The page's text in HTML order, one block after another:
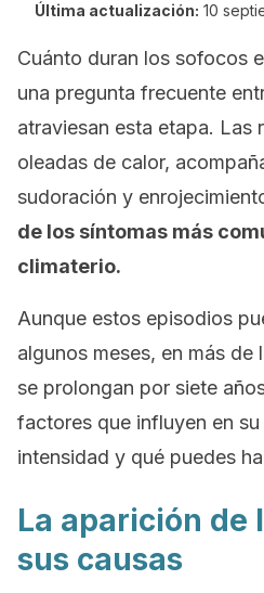
Última actualización: 10
Cuánto duran los sofocos
una pregunta frecuente
atraviesan esta etapa. Las
oleadas de calor,
sudoración y
de los síntomas más
climaterio.
Aunque estos episodios
algunos meses, en más de
se prolongan por siete
factores que influyen en
intensidad y qué puedes
La aparición de
sus causas